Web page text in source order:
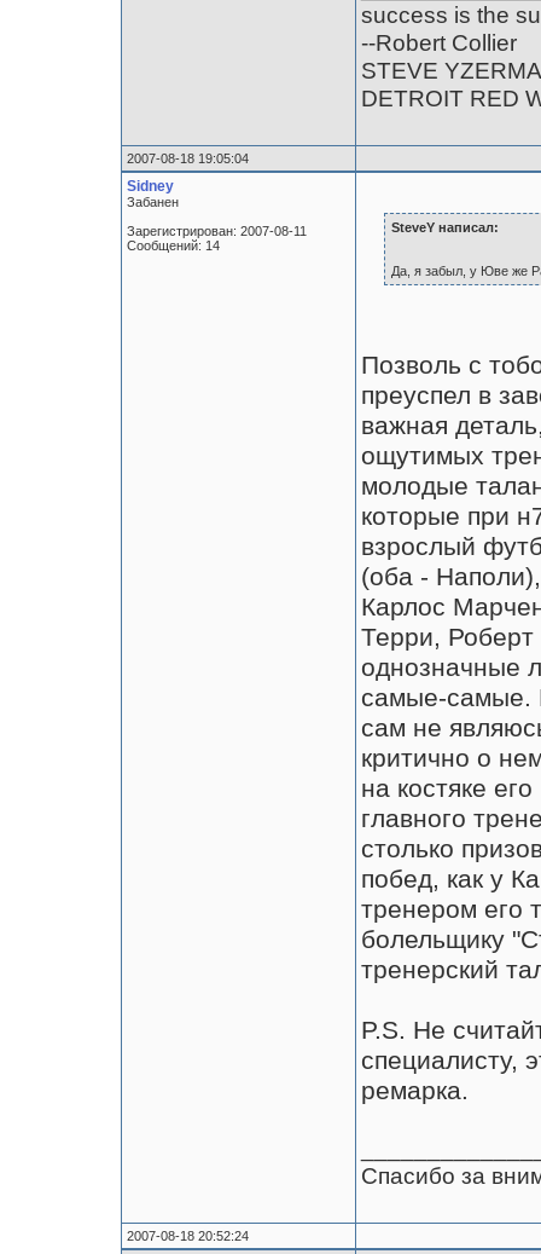
success is the
--Robert Collier
STEVE
DETROIT RED
2007-08-18 19:05:04
Sidney
Забанен
Зарегистрирован: 2007-08-11
Сообщений: 14
SteveY написал:
Да, я забыл, у Юве же
Позволь с
преуспел в
важная
ощутимых
молодые
которые при
взрослый
(оба -
Карлос
Терри,
однозначные
самые-самые.
сам не
критично о
на костяке
главного
столько
побед, как у
тренером его
болельщику
тренерский
P.S. Не
специалисту,
ремарка.
Спасибо за
2007-08-18 20:52:24